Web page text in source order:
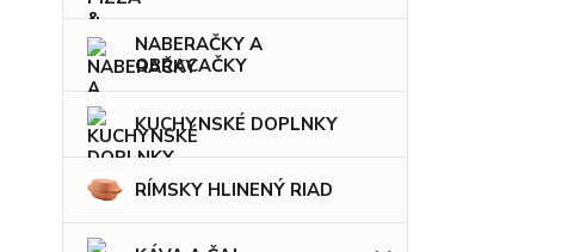
NABERAČKY A
OBRACAČKY
KUCHYNSKÉ DOPLNKY
RÍMSKY HLINENÝ RIAD